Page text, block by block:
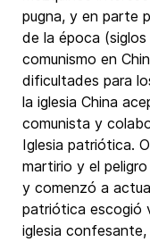
pugna, y en parte
de la época
comunismo en
dificultades para
la iglesia China
comunista y
Iglesia patriótica.
martirio y el
y comenzó a
patriótica escogió
iglesia